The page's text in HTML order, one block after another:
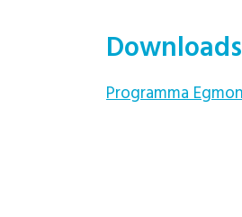
Downloads
Programma